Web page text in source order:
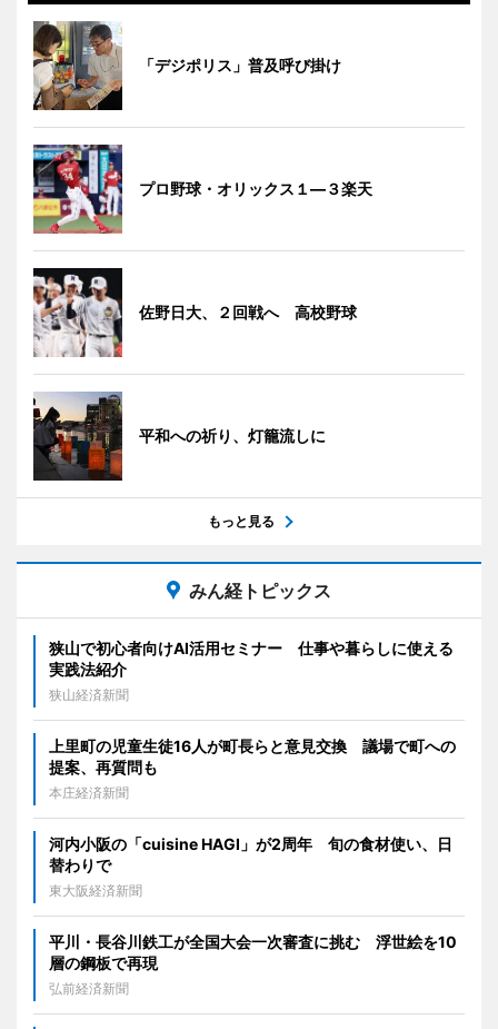
「デジポリス」普及呼び掛け
プロ野球・オリックス１―３楽天
佐野日大、２回戦へ 高校野球
平和への祈り、灯籠流しに
もっと見る
みん経トピックス
狭山で初心者向けAI活用セミナー 仕事や暮らしに使える
実践法紹介
狭山経済新聞
上里町の児童生徒16人が町長らと意見交換 議場で町への
提案、再質問も
本庄経済新聞
河内小阪の「cuisine HAGI」が2周年 旬の食材使い、日
替わりで
東大阪経済新聞
平川・長谷川鉄工が全国大会一次審査に挑む 浮世絵を10
層の鋼板で再現
弘前経済新聞